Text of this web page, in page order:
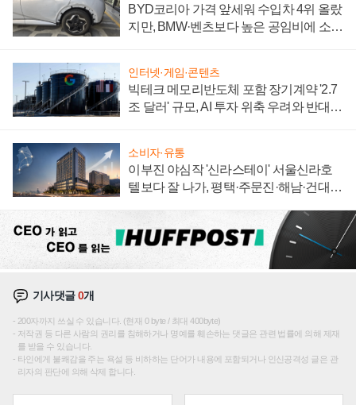
BYD코리아 가격 앞세워 수입차 4위 올랐
지만, BMW·벤츠보다 높은 공임비에 소비
인터넷·게임·콘텐츠
빅테크 메모리반도체 포함 장기계약 '2.7
조 달러' 규모, AI 투자 위축 우려와 반대
소비자·유통
이부진 야심작 '신라스테이' 서울신라호
텔보다 잘 나가, 평택·주문진·해남·건대로
기사댓글0개
200자까지 쓰실 수 있습니다. (현재 0 byte / 최대 400byte)
저작권 등 다른 사람의 권리를 침해하거나 명예를 훼손하는 댓글은 관련 법률에 의해 제재
를 받을 수 있습니다.
타인에게 불쾌감을 주는 욕설 등 비하하는 단어가 내용에 포함되거나 인신공격성 글은 관
리자의 판단에 의해 삭제 합니다.